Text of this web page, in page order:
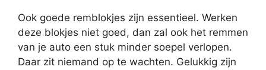
Ook goede remblokjes zijn essentieel. Werken
deze blokjes niet goed, dan zal ook het remmen
van je auto een stuk minder soepel verlopen.
Daar zit niemand op te wachten. Gelukkig zijn